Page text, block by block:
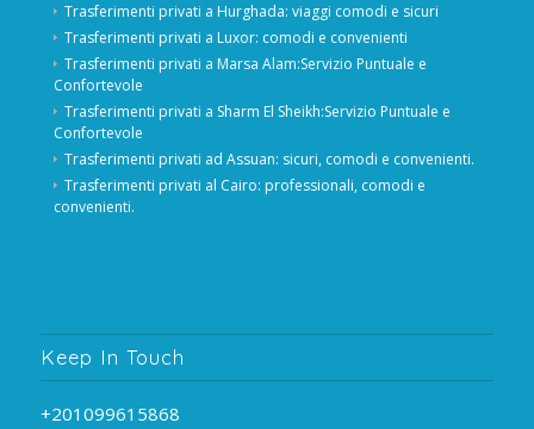
Trasferimenti privati ​​a Hurghada: viaggi comodi e sicuri
Trasferimenti privati ​​a Luxor: comodi e convenienti
Trasferimenti privati ​​a Marsa Alam:Servizio Puntuale e
Confortevole
Trasferimenti privati ​​a Sharm El Sheikh:Servizio Puntuale e
Confortevole
Trasferimenti privati ​​ad Assuan: sicuri, comodi e convenienti.
Trasferimenti privati ​​al Cairo: professionali, comodi e
convenienti.
Keep In Touch
+201099615868